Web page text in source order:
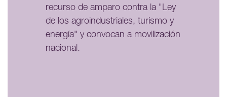
recurso de amparo contra la "Ley
de los agroindustriales, turismo y
energía" y convocan a movilización
nacional.